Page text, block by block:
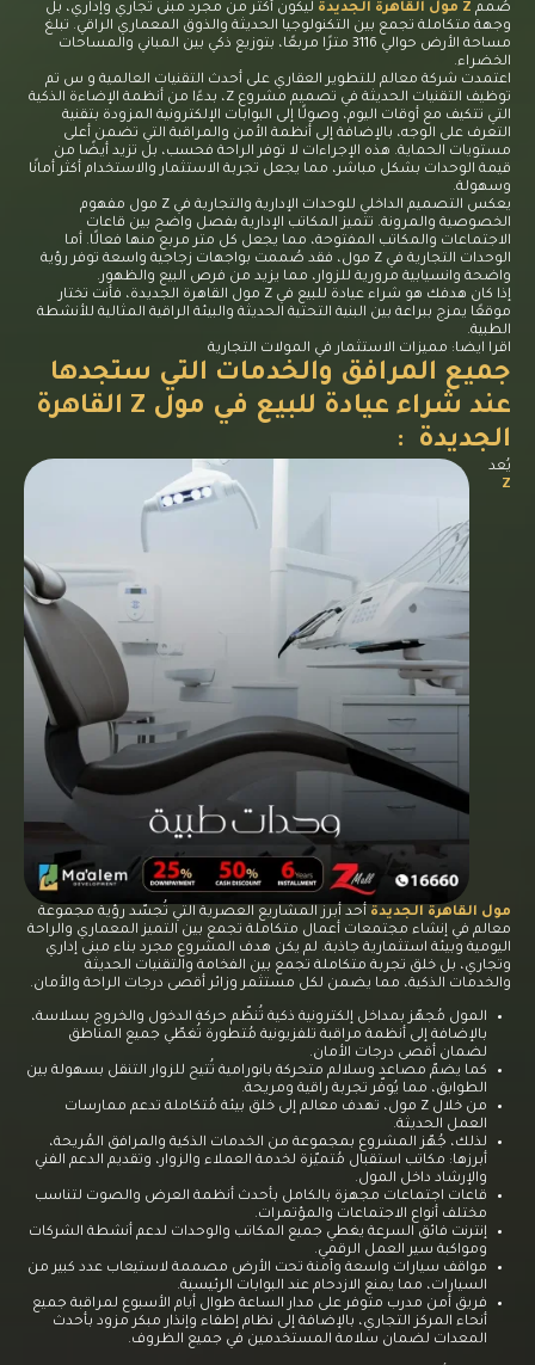
صُمم Z مول القاهرة الجديدة
ليكون أكثر من مجرد مبنى تجاري وإداري، بل
وجهة متكاملة تجمع بين التكنولوجيا الحديثة والذوق المعماري الراقي. تبلغ
مساحة الأرض حوالي 3116 مترًا مربعًا، بتوزيع ذكي بين المباني والمساحات
الخضراء.
اعتمدت شركة معالم للتطوير العقاري على أحدث التقنيات العالمية و س تم
توظيف التقنيات الحديثة في تصميم مشروع Z، بدءًا من أنظمة الإضاءة الذكية
التي تتكيف مع أوقات اليوم، وصولًا إلى البوابات الإلكترونية المزودة بتقنية
التعرف على الوجه، بالإضافة إلى أنظمة الأمن والمراقبة التي تضمن أعلى
مستويات الحماية. هذه الإجراءات لا توفر الراحة فحسب، بل تزيد أيضًا من
قيمة الوحدات بشكل مباشر، مما يجعل تجربة الاستثمار والاستخدام أكثر أمانًا
وسهولة.
يعكس التصميم الداخلي للوحدات الإدارية والتجارية في Z مول مفهوم
الخصوصية والمرونة. تتميز المكاتب الإدارية بفصل واضح بين قاعات
الاجتماعات والمكاتب المفتوحة، مما يجعل كل متر مربع منها فعالًا. أما
الوحدات التجارية في Z مول، فقد صُممت بواجهات زجاجية واسعة توفر رؤية
واضحة وانسيابية مرورية للزوار، مما يزيد من فرص البيع والظهور.
إذا كان هدفك هو شراء عيادة للبيع في Z مول القاهرة الجديدة، فأنت تختار
موقعًا يمزج ببراعة بين البنية التحتية الحديثة والبيئة الراقية المثالية للأنشطة
الطبية.
اقرا ايضا: مميزات الاستثمار في المولات التجارية
جميع المرافق والخدمات التي ستجدها
عند شراء عيادة للبيع في مول Z القاهرة
الجديدة :
يُعد
Z
مول القاهرة الجديدة أحد أبرز المشاريع العصرية التي تُجسّد رؤية مجموعة
معالم في إنشاء مجتمعات أعمال متكاملة تجمع بين التميز المعماري والراحة
اليومية وبيئة استثمارية جاذبة. لم يكن هدف المشروع مجرد بناء مبنى إداري
وتجاري، بل خلق تجربة متكاملة تجمع بين الفخامة والتقنيات الحديثة
والخدمات الذكية، مما يضمن لكل مستثمر وزائر أقصى درجات الراحة والأمان.
المول مُجهّز بمداخل إلكترونية ذكية تُنظّم حركة الدخول والخروج بسلاسة،
بالإضافة إلى أنظمة مراقبة تلفزيونية مُتطورة تُغطّي جميع المناطق
لضمان أقصى درجات الأمان.
كما يضمّ مصاعد وسلالم متحركة بانورامية تُتيح للزوار التنقل بسهولة بين
الطوابق، مما يُوفّر تجربة راقية ومريحة.
من خلال Z مول، تهدف معالم إلى خلق بيئة مُتكاملة تدعم ممارسات
العمل الحديثة.
لذلك، جُهّز المشروع بمجموعة من الخدمات الذكية والمرافق المُريحة،
أبرزها: مكاتب استقبال مُتميّزة لخدمة العملاء والزوار، وتقديم الدعم الفني
والإرشاد داخل المول.
قاعات اجتماعات مجهزة بالكامل بأحدث أنظمة العرض والصوت لتناسب
مختلف أنواع الاجتماعات والمؤتمرات.
إنترنت فائق السرعة يغطي جميع المكاتب والوحدات لدعم أنشطة الشركات
ومواكبة سير العمل الرقمي.
مواقف سيارات واسعة وآمنة تحت الأرض مصممة لاستيعاب عدد كبير من
السيارات، مما يمنع الازدحام عند البوابات الرئيسية.
فريق أمن مدرب متوفر على مدار الساعة طوال أيام الأسبوع لمراقبة جميع
أنحاء المركز التجاري، بالإضافة إلى نظام إطفاء وإنذار مبكر مزود بأحدث
المعدات لضمان سلامة المستخدمين في جميع الظروف.